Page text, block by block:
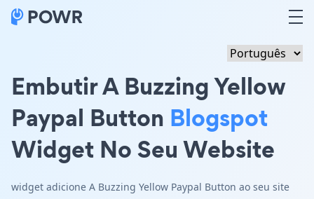
Embutir A Buzzing Yellow
Paypal Button Blogspot
Widget No Seu Website
widget adicione A Buzzing Yellow Paypal Button ao seu site